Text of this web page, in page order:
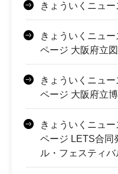
きょういくニュー
きょういくニュ
ページ 大阪府立
きょういくニュ
ページ 大阪府立
きょういくニュ
ページ LETS合同
ル・フェスティ